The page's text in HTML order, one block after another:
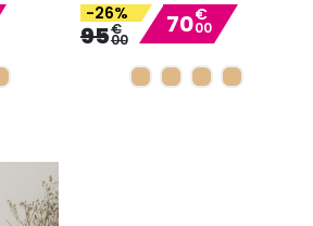
-26%
95€
00
Special
Price
70€
00